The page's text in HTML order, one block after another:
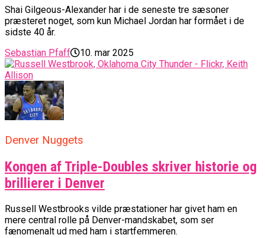
Shai Gilgeous-Alexander har i de seneste tre sæsoner
præsteret noget, som kun Michael Jordan har formået i de
sidste 40 år.
Sebastian Pfaff
10. mar 2025
Denver Nuggets
Kongen af Triple-Doubles skriver historie og
brillierer i Denver
Russell Westbrooks vilde præstationer har givet ham en
mere central rolle på Denver-mandskabet, som ser
fænomenalt ud med ham i startfemmeren.